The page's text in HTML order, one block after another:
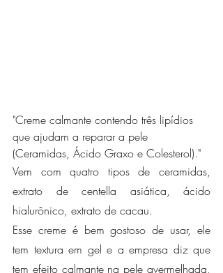
"Creme calmante contendo três lipídios
que ajudam a reparar a pele
(Ceramidas, Ácido Graxo e Colesterol)."
Vem com quatro tipos de ceramidas,
extrato de centella asiática, ácido
hialurônico, extrato de cacau.
Esse creme é bem gostoso de usar, ele
tem textura em gel e a empresa diz que
tem efeito calmante na pele avermelhada,